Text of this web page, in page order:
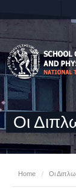
Οι
Home / Οι